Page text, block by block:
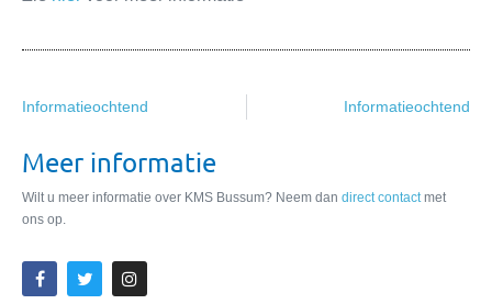
Informatieochtend Informatieochtend
Meer informatie
Wilt u meer informatie over KMS Bussum? Neem dan direct contactmet
ons op.